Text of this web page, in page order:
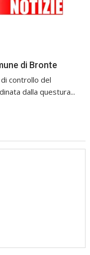
di Bronte
controllo del
dalla questura...